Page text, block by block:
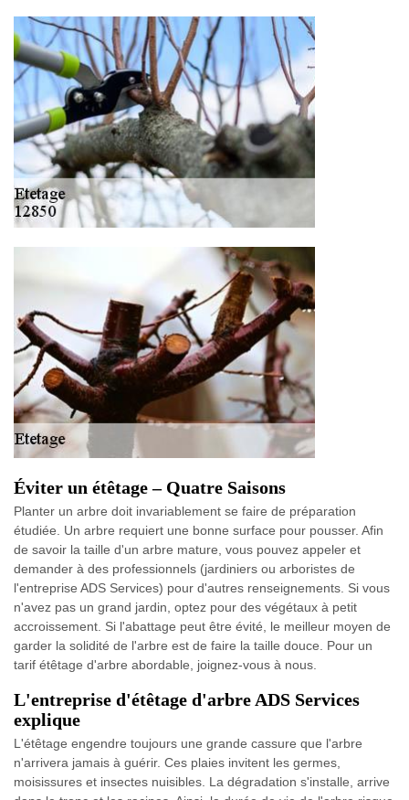
Éviter un étêtage – Quatre Saisons
Planter un arbre doit invariablement se faire de préparation
étudiée. Un arbre requiert une bonne surface pour pousser. Afin
de savoir la taille d'un arbre mature, vous pouvez appeler et
demander à des professionnels (jardiniers ou arboristes de
l'entreprise ADS Services) pour d'autres renseignements. Si vous
n'avez pas un grand jardin, optez pour des végétaux à petit
accroissement. Si l'abattage peut être évité, le meilleur moyen de
garder la solidité de l'arbre est de faire la taille douce. Pour un
tarif étêtage d'arbre abordable, joignez-vous à nous.
L'entreprise d'étêtage d'arbre ADS Services
explique
L'étêtage engendre toujours une grande cassure que l'arbre
n'arrivera jamais à guérir. Ces plaies invitent les germes,
moisissures et insectes nuisibles. La dégradation s'installe, arrive